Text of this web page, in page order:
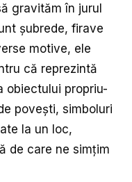
gravităm în jurul
șubrede, firave
motive, ele
că reprezintă
obiectului propriu-
povești, simboluri
la un loc,
de care ne simțim